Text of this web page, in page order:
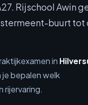
Rijschool Awin
buurt tot
in
je bepalen welk
rijervaring.